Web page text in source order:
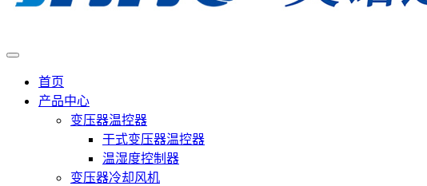
首页
产品中心
变压器温控器
干式变压器温控器
温湿度控制器
变压器冷却风机